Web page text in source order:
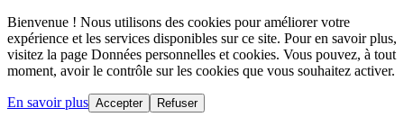
Bienvenue ! Nous utilisons des cookies pour améliorer votre
expérience et les services disponibles sur ce site. Pour en savoir plus,
visitez la page Données personnelles et cookies. Vous pouvez, à tout
moment, avoir le contrôle sur les cookies que vous souhaitez activer.
En savoir plus Accepter Refuser